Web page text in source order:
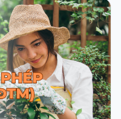
Chính sách quyền